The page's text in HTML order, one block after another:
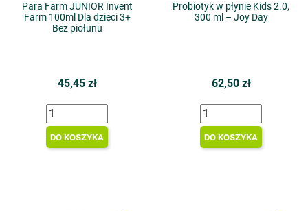
Para Farm JUNIOR Invent
Farm 100ml Dla dzieci 3+
Bez piołunu
45,45 zł
DO KOSZYKA
Probiotyk w płynie Kids 2.0,
300 ml – Joy Day
62,50 zł
DO KOSZYKA